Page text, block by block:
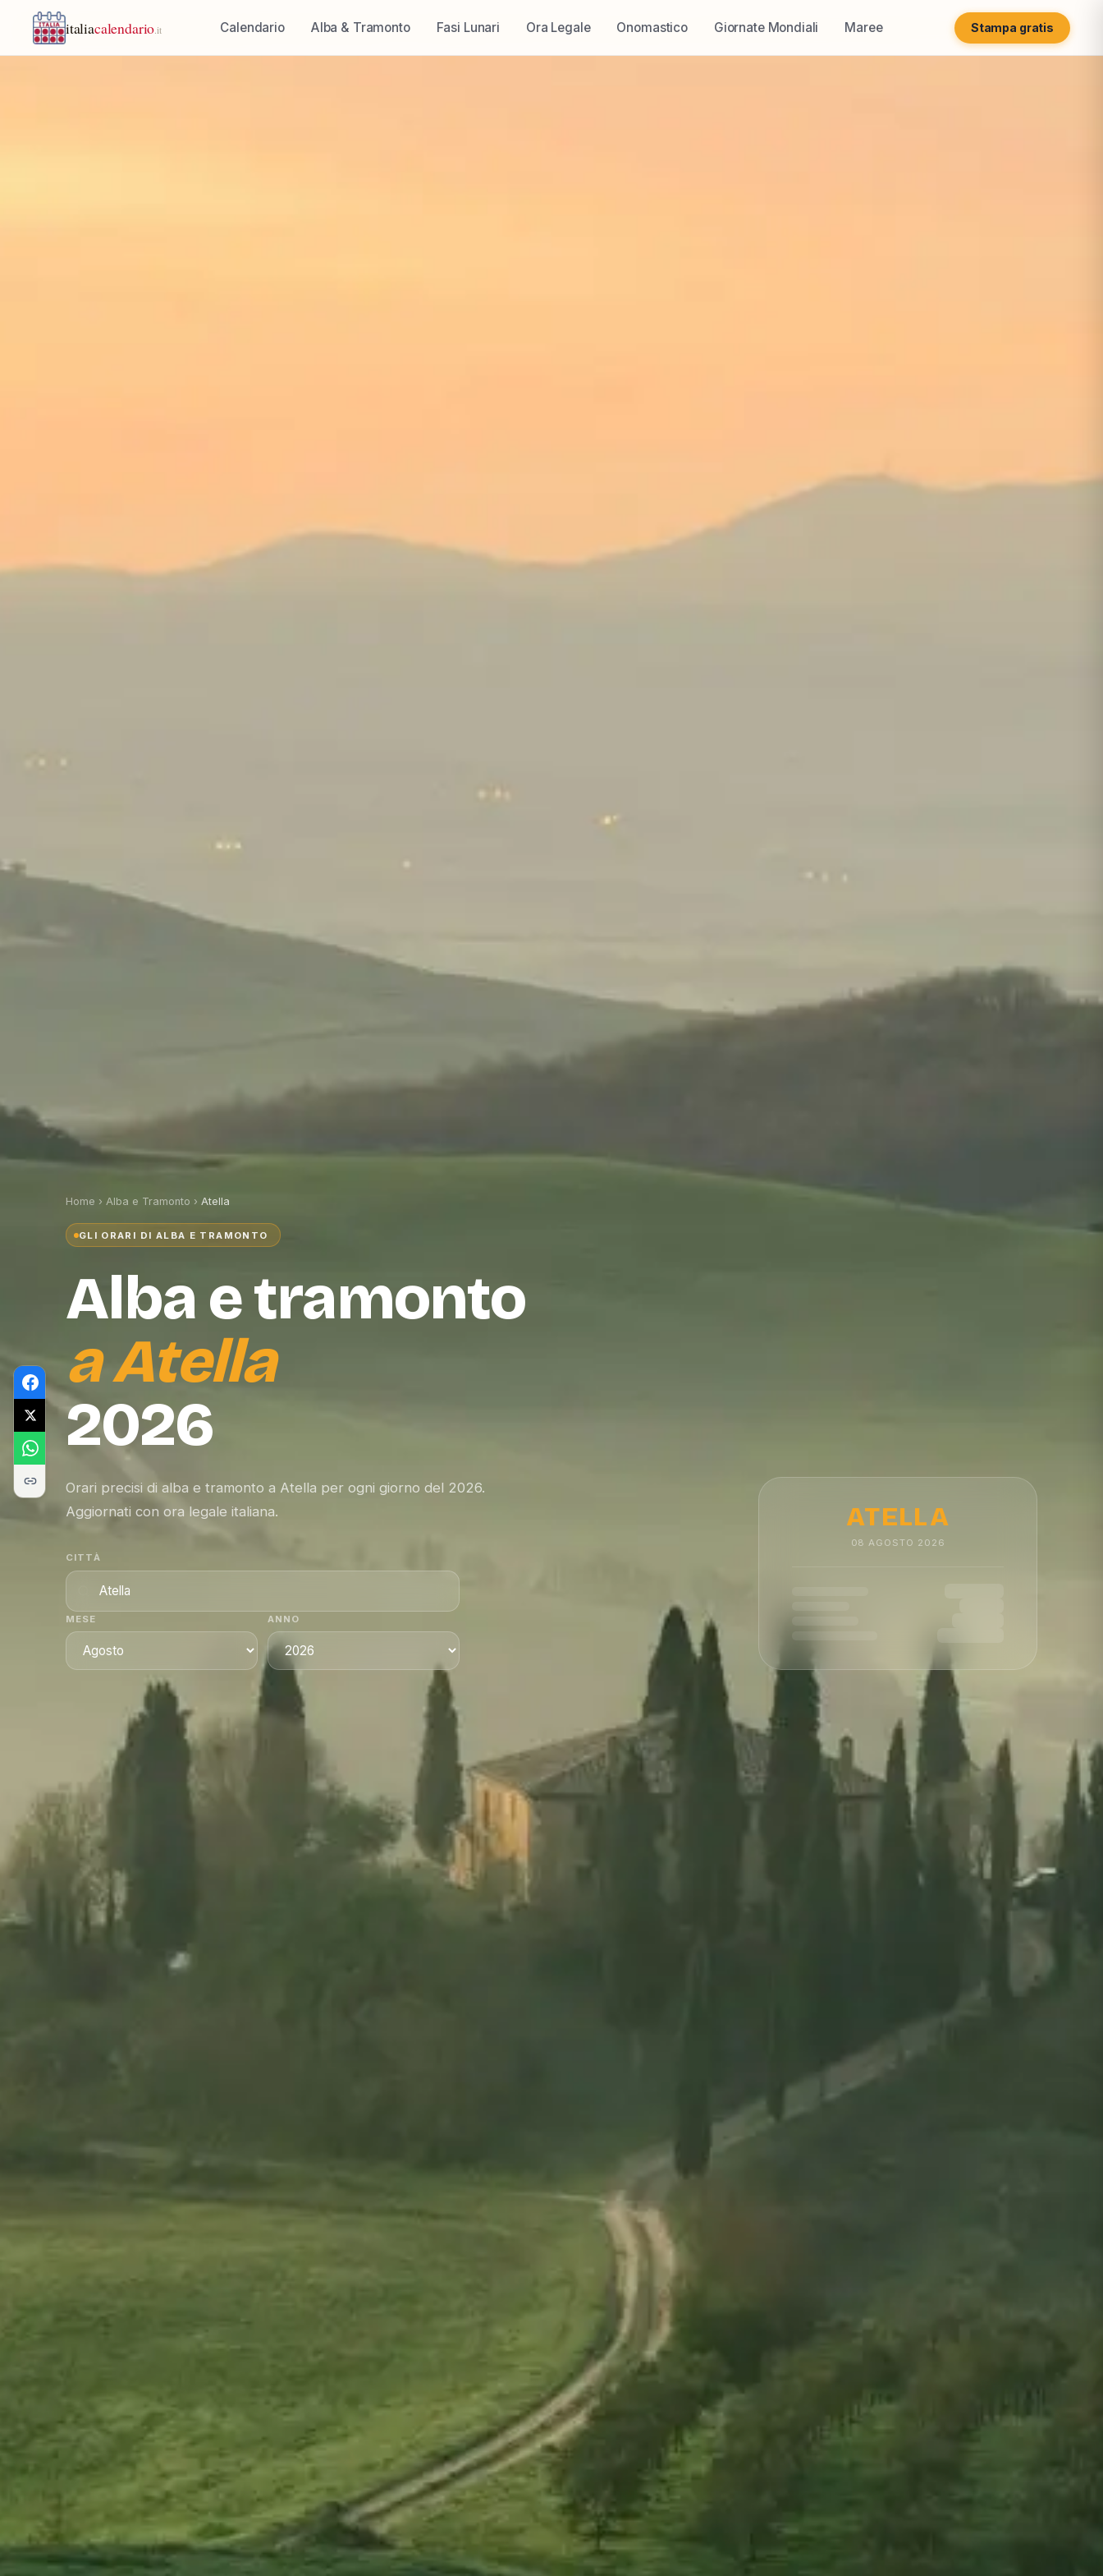
italiacalendario .it Calendario Alba & Tramonto Fasi Lunari Ora Legale Onomastico Giornate Mondiali Maree Stampa gratis
Home › Alba e Tramonto › Atella
GLI ORARI DI ALBA E TRAMONTO
Alba e tramonto
aAtella
2026
Orari precisi di alba e tramonto a Atella per ogni giorno del 2026.
Aggiornati con ora legale italiana.
CITTÀ
MESE ANNO
ATELLA
08 AGOSTO 2026